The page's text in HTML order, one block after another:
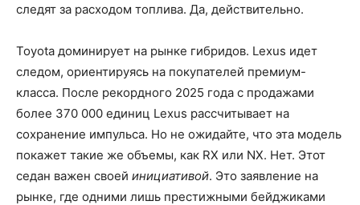
следят за расходом топлива. Да, действительно.
Toyota доминирует на рынке гибридов. Lexus идет
следом, ориентируясь на покупателей премиум-
класса. После рекордного 2025 года с продажами
более 370 000 единиц Lexus рассчитывает на
сохранение импульса. Но не ожидайте, что эта модель
покажет такие же объемы, как RX или NX. Нет. Этот
седан важен своей инициативой. Это заявление на
рынке, где одними лишь престижными бейджиками